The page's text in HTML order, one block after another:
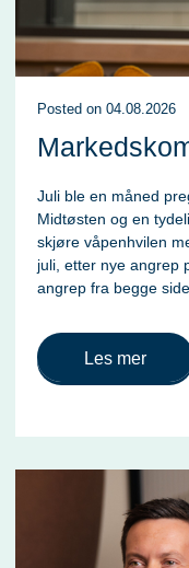
Posted on 04.08.2026
Juli ble en måned
Midtøsten og en
skjøre våpenhvilen
juli, etter nye angrep
angrep fra begge
Les mer